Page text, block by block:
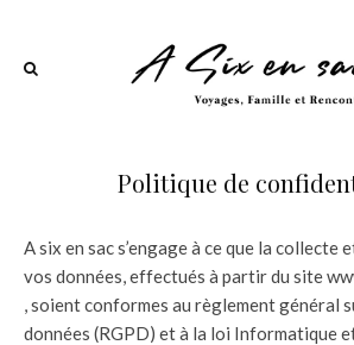
Politique de
A six en sac s’engage à ce que la collecte
vos données, effectués à partir du site
, soient conformes au règlement général
données (RGPD) et à la loi Informatique